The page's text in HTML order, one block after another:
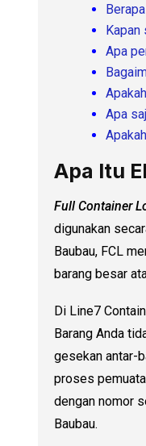
Kapan
Apa
Apa
Apa Itu
Full Container
digunakan
Baubau, FCL
barang besar
Di Line7
Barang Anda
gesekan antar-
proses
dengan nomor
Baubau.